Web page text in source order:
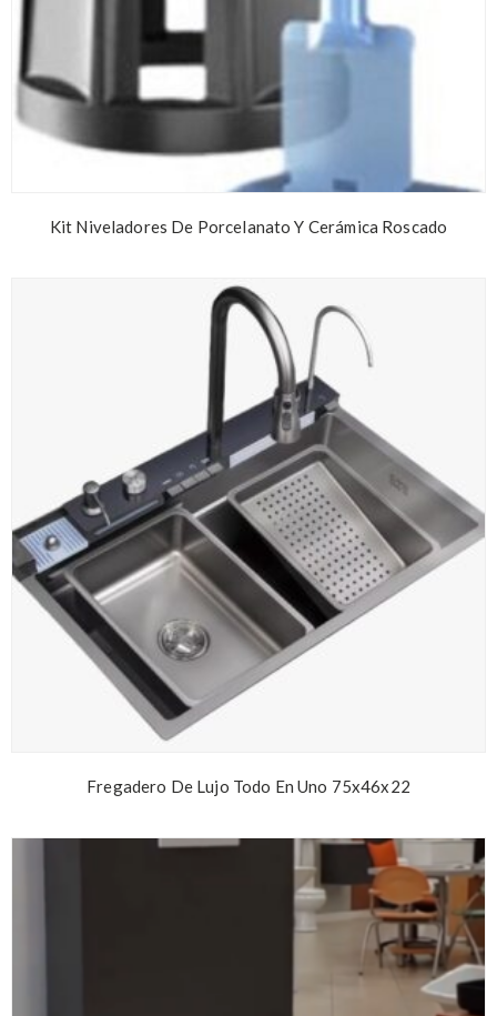
Kit Niveladores De Porcelanato Y Cerámica Roscado
Fregadero De Lujo Todo En Uno 75x46x22